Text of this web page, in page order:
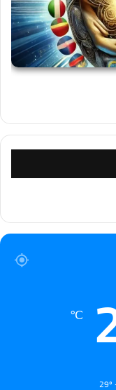
℃